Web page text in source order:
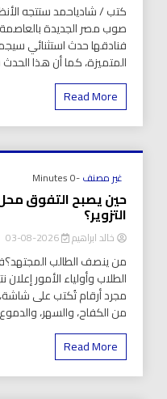
صوب مصر الجديدة
فنادقها حدث استثنائي
المتميزة، كما أن هذا
Read More
غير مصنف-0 Minutes
حين يصبح التفوق
التزوير؟
خالد ابراهيم 2026-08-03
من ينصف الطالب
الطلاب وأولياء الأمور إعلان
مجرد أرقام تُكتب على
من الكفاح، والسهر،
Read More